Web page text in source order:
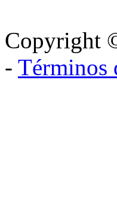
Copyright
- Términos